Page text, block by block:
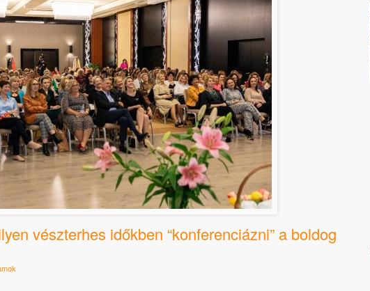
vészterhes időkben “konferenciázni” a boldog